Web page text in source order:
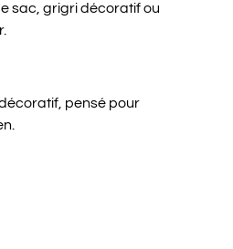
sac, grigri décoratif ou
pensé pour